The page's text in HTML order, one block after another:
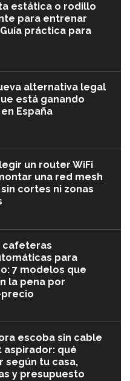
estática o rodillo
para entrenar
práctica para
alternativa legal
está ganando
España
un router WiFi
una red mesh
cortes ni zonas
cafeteras
para
7 modelos que
la pena por
escoba sin cable
aspirador: qué
según tu casa,
y presupuesto